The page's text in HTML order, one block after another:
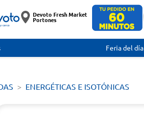
Devoto Fresh Market
Portones
Feria del día
ENERGÉTICAS E ISOTÓNICAS